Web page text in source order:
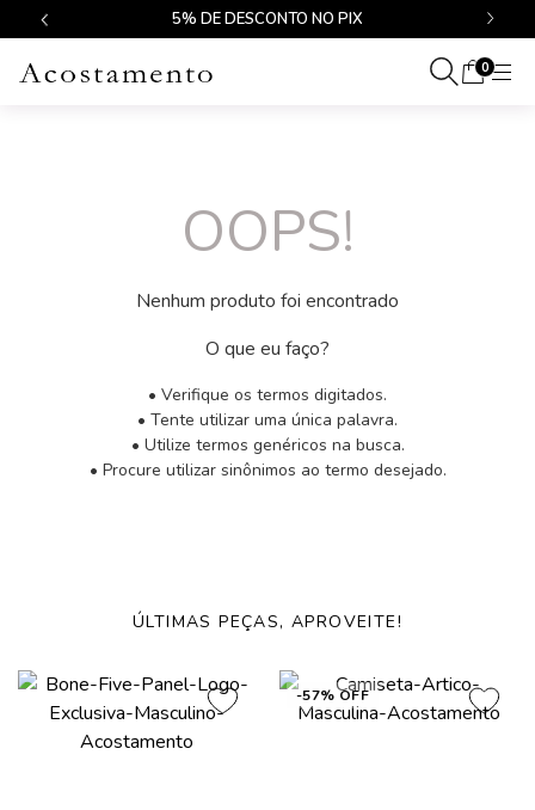
5% DE DESCONTO NO PIX
0
OOPS!
Nenhum produto foi encontrado
O que eu faço?
• Verifique os termos digitados.
• Tente utilizar uma única palavra.
• Utilize termos genéricos na busca.
• Procure utilizar sinônimos ao termo desejado.
ÚLTIMAS PEÇAS, APROVEITE!
-57% OFF